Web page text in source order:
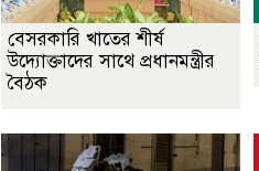
বেসরকারি খাতের শীর্ষ
উদ্যোক্তাদের সাথে প্রধানমন্ত্রীর
বৈঠক